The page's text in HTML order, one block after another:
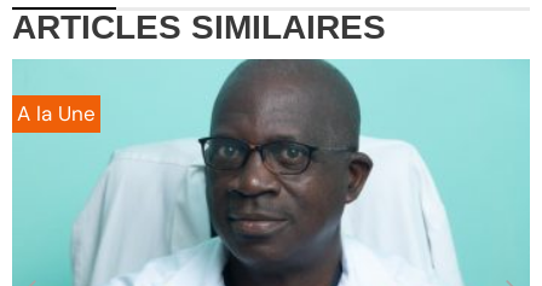
ARTICLES SIMILAIRES
A la Une